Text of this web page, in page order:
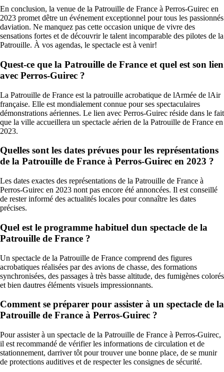
En conclusion, la venue de la Patrouille de France à Perros-Guirec en
2023 promet dêtre un événement exceptionnel pour tous les passionnés
daviation. Ne manquez pas cette occasion unique de vivre des
sensations fortes et de découvrir le talent incomparable des pilotes de la
Patrouille. À vos agendas, le spectacle est à venir!
Quest-ce que la Patrouille de France et quel est son lien
avec Perros-Guirec ?
La Patrouille de France est la patrouille acrobatique de lArmée de lAir
française. Elle est mondialement connue pour ses spectaculaires
démonstrations aériennes. Le lien avec Perros-Guirec réside dans le fait
que la ville accueillera un spectacle aérien de la Patrouille de France en
2023.
Quelles sont les dates prévues pour les représentations
de la Patrouille de France à Perros-Guirec en 2023 ?
Les dates exactes des représentations de la Patrouille de France à
Perros-Guirec en 2023 nont pas encore été annoncées. Il est conseillé
de rester informé des actualités locales pour connaître les dates
précises.
Quel est le programme habituel dun spectacle de la
Patrouille de France ?
Un spectacle de la Patrouille de France comprend des figures
acrobatiques réalisées par des avions de chasse, des formations
synchronisées, des passages à très basse altitude, des fumigènes colorés
et bien dautres éléments visuels impressionnants.
Comment se préparer pour assister à un spectacle de la
Patrouille de France à Perros-Guirec ?
Pour assister à un spectacle de la Patrouille de France à Perros-Guirec,
il est recommandé de vérifier les informations de circulation et de
stationnement, darriver tôt pour trouver une bonne place, de se munir
de protections auditives et de respecter les consignes de sécurité.